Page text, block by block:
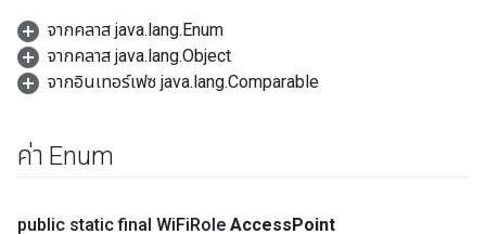
จากคลาส java.lang.Enum
จากคลาส java.lang.Object
จากอินเทอร์เฟซ java.lang.Comparable
ค่า Enum
public static final WiFiRole AccessPoint